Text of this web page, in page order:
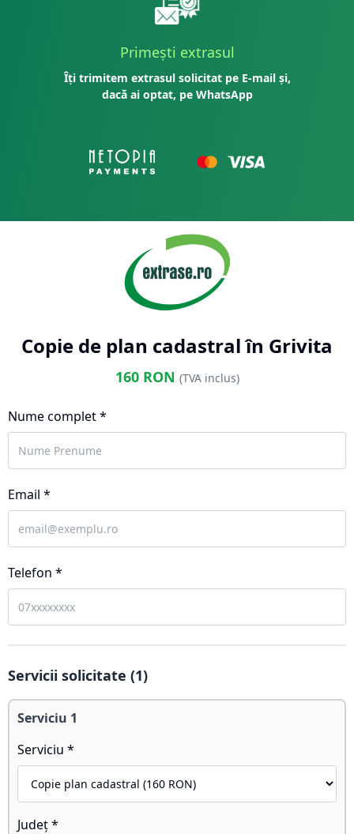
Primești extrasul
Îți trimitem extrasul solicitat pe E-mail și,
dacă ai optat, pe WhatsApp
Copie de plan cadastral în Grivita
160RON (TVA inclus)
Nume complet *
Email *
Telefon *
Servicii solicitate (1)
Serviciu 1
Serviciu *
Județ *